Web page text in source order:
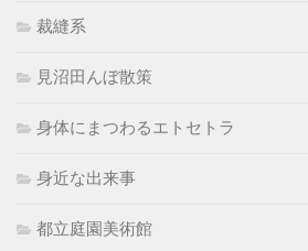
裁縫系
見沼田んぼ散策
身体にまつわるエトセトラ
身近な出来事
都立庭園美術館